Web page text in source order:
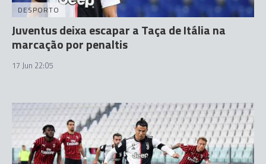
DESPORTO
Juventus deixa escapar a Taça de Itália na
marcação por penaltis
17 Jun 22:05